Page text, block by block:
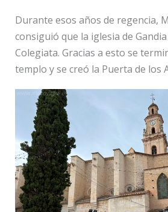
Durante esos años de regencia,
consiguió que la iglesia de
Colegiata. Gracias a esto se
templo y se creó la Puerta de los